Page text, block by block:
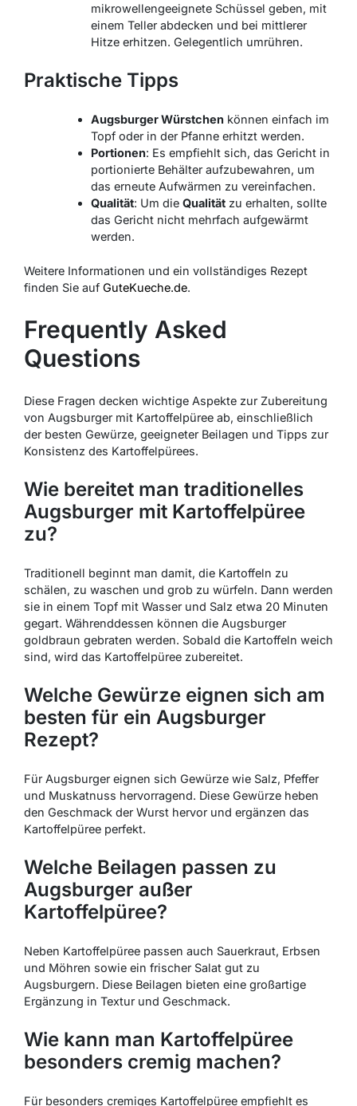
mikrowellengeeignete Schüssel geben, mit
einem Teller abdecken und bei mittlerer
Hitze erhitzen. Gelegentlich umrühren.
Praktische Tipps
Augsburger Würstchenkönnen einfach im
Topf oder in der Pfanne erhitzt werden.
Portionen: Es empfiehlt sich, das Gericht in
portionierte Behälter aufzubewahren, um
das erneute Aufwärmen zu vereinfachen.
Qualität: Um die Qualitätzu erhalten, sollte
das Gericht nicht mehrfach aufgewärmt
werden.
Weitere Informationen und ein vollständiges Rezept
finden Sie auf GuteKueche.de.
Frequently Asked
Questions
Diese Fragen decken wichtige Aspekte zur Zubereitung
von Augsburger mit Kartoffelpüree ab, einschließlich
der besten Gewürze, geeigneter Beilagen und Tipps zur
Konsistenz des Kartoffelpürees.
Wie bereitet man traditionelles
Augsburger mit Kartoffelpüree
zu?
Traditionell beginnt man damit, die Kartoffeln zu
schälen, zu waschen und grob zu würfeln. Dann werden
sie in einem Topf mit Wasser und Salz etwa 20 Minuten
gegart. Währenddessen können die Augsburger
goldbraun gebraten werden. Sobald die Kartoffeln weich
sind, wird das Kartoffelpüree zubereitet.
Welche Gewürze eignen sich am
besten für ein Augsburger
Rezept?
Für Augsburger eignen sich Gewürze wie Salz, Pfeffer
und Muskatnuss hervorragend. Diese Gewürze heben
den Geschmack der Wurst hervor und ergänzen das
Kartoffelpüree perfekt.
Welche Beilagen passen zu
Augsburger außer
Kartoffelpüree?
Neben Kartoffelpüree passen auch Sauerkraut, Erbsen
und Möhren sowie ein frischer Salat gut zu
Augsburgern. Diese Beilagen bieten eine großartige
Ergänzung in Textur und Geschmack.
Wie kann man Kartoffelpüree
besonders cremig machen?
Für besonders cremiges Kartoffelpüree empfiehlt es